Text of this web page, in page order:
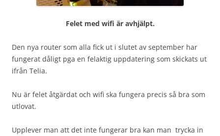
Felet med wifi är avhjälpt.
Den nya router som alla fick ut i slutet av september har
fungerat dåligt pga en felaktig uppdatering som skickats ut
ifrån Telia.
Nu är felet åtgärdat och wifi ska fungera precis så bra som
utlovat.
Upplever man att det inte fungerar bra kan man trycka in